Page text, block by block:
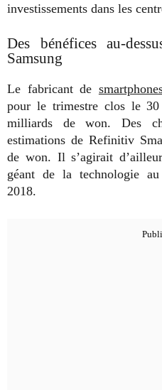
investissements dans les
Des bénéfices au-
Samsung
Le fabricant de
pour le trimestre clos le
milliards de won. Des
estimations de Refinitiv
de won. Il s’agirait
géant de la technologie
2018.